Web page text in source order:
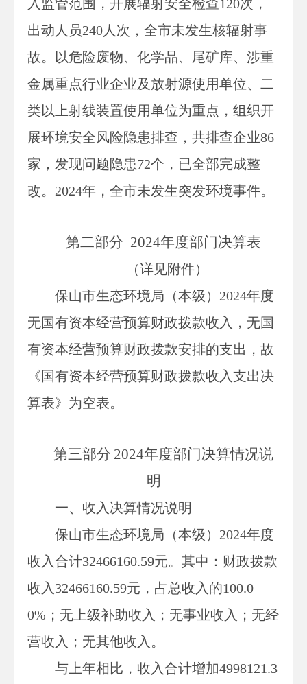
入监管范围，开展辐射安全检查120次，
出动人员240人次，全市未发生核辐射事
故。以危险废物、化学品、尾矿库、涉重
金属重点行业企业及放射源使用单位、二
类以上射线装置使用单位为重点，组织开
展环境安全风险隐患排查，共排查企业86
家，发现问题隐患72个，已全部完成整
改。2024年，全市未发生突发环境事件。
第二部分 2024年度部门决算表
（详见附件）
保山市生态环境局（本级） 2024年度
无国有资本经营预算财政拨款收入，无国
有资本经营预算财政拨款安排的支出， 故
《国有资本经营预算财政拨款收入支出决
算表》为空表。
第三部分 2024年度部门决算情况说
明
一、收入决算情况说明
保山市生态环境局（本级） 2024年度
收入合计32466160.59元。其中：财政拨款
收入 32466160.59元，占总收入的100.0
0%； 无 上级补助收入； 无事业收入； 无经
营收入； 无其他收入。
与上年相比，收入合计增加4998121.3